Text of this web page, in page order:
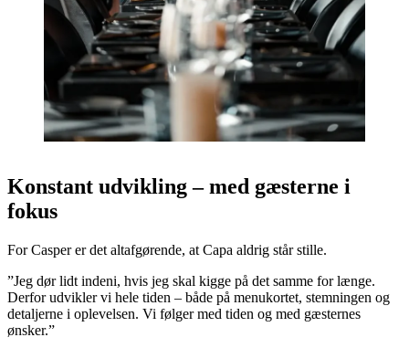
Konstant udvikling – med gæsterne i
fokus
For Casper er det altafgørende, at Capa aldrig står stille.
”Jeg dør lidt indeni, hvis jeg skal kigge på det samme for længe.
Derfor udvikler vi hele tiden – både på menukortet, stemningen og
detaljerne i oplevelsen. Vi følger med tiden og med gæsternes
ønsker.”